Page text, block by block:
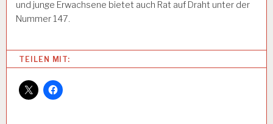
und junge Erwachsene bietet auch Rat auf Draht unter der
Nummer 147.
Categories:
R
B
TEILEN MIT: